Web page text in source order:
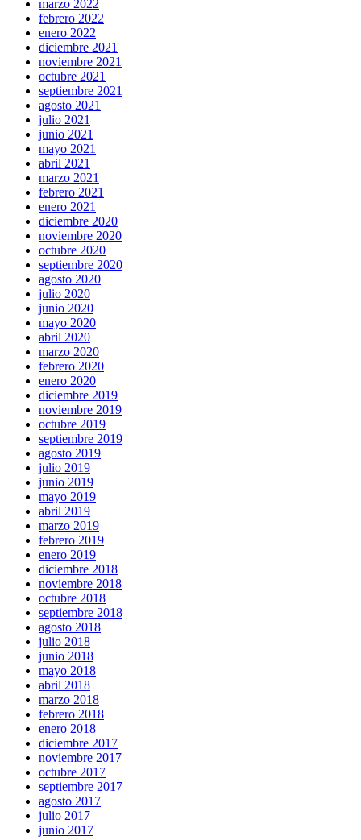
marzo 2022
febrero 2022
enero 2022
diciembre 2021
noviembre 2021
octubre 2021
septiembre 2021
agosto 2021
julio 2021
junio 2021
mayo 2021
abril 2021
marzo 2021
febrero 2021
enero 2021
diciembre 2020
noviembre 2020
octubre 2020
septiembre 2020
agosto 2020
julio 2020
junio 2020
mayo 2020
abril 2020
marzo 2020
febrero 2020
enero 2020
diciembre 2019
noviembre 2019
octubre 2019
septiembre 2019
agosto 2019
julio 2019
junio 2019
mayo 2019
abril 2019
marzo 2019
febrero 2019
enero 2019
diciembre 2018
noviembre 2018
octubre 2018
septiembre 2018
agosto 2018
julio 2018
junio 2018
mayo 2018
abril 2018
marzo 2018
febrero 2018
enero 2018
diciembre 2017
noviembre 2017
octubre 2017
septiembre 2017
agosto 2017
julio 2017
junio 2017